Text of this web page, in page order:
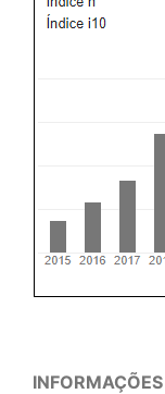
INFORMAÇÕES